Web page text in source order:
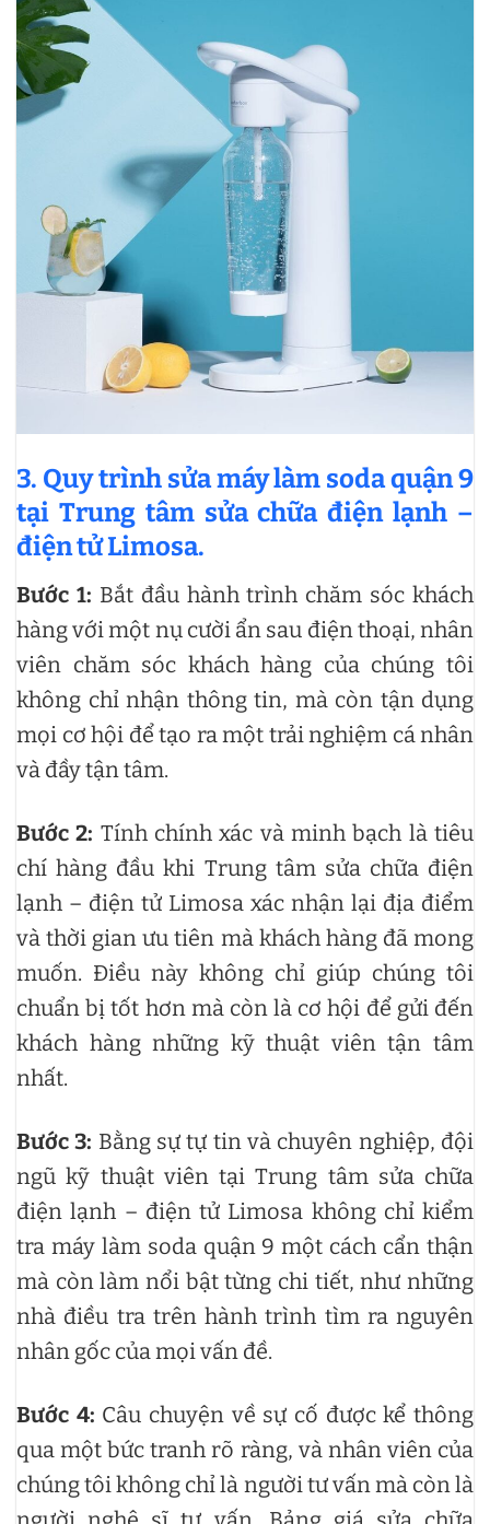
3. Quy trình sửa máy làm soda quận 9
tại Trung tâm sửa chữa điện lạnh –
điện tử Limosa.
Bước 1: Bắt đầu hành trình chăm sóc khách
hàng với một nụ cười ẩn sau điện thoại, nhân
viên chăm sóc khách hàng của chúng tôi
không chỉ nhận thông tin, mà còn tận dụng
mọi cơ hội để tạo ra một trải nghiệm cá nhân
và đầy tận tâm.
Bước 2: Tính chính xác và minh bạch là tiêu
chí hàng đầu khi Trung tâm sửa chữa điện
lạnh – điện tử Limosa xác nhận lại địa điểm
và thời gian ưu tiên mà khách hàng đã mong
muốn. Điều này không chỉ giúp chúng tôi
chuẩn bị tốt hơn mà còn là cơ hội để gửi đến
khách hàng những kỹ thuật viên tận tâm
nhất.
Bước 3: Bằng sự tự tin và chuyên nghiệp, đội
ngũ kỹ thuật viên tại Trung tâm sửa chữa
điện lạnh – điện tử Limosa không chỉ kiểm
tra máy làm soda quận 9 một cách cẩn thận
mà còn làm nổi bật từng chi tiết, như những
nhà điều tra trên hành trình tìm ra nguyên
nhân gốc của mọi vấn đề.
Bước 4: Câu chuyện về sự cố được kể thông
qua một bức tranh rõ ràng, và nhân viên của
chúng tôi không chỉ là người tư vấn mà còn là